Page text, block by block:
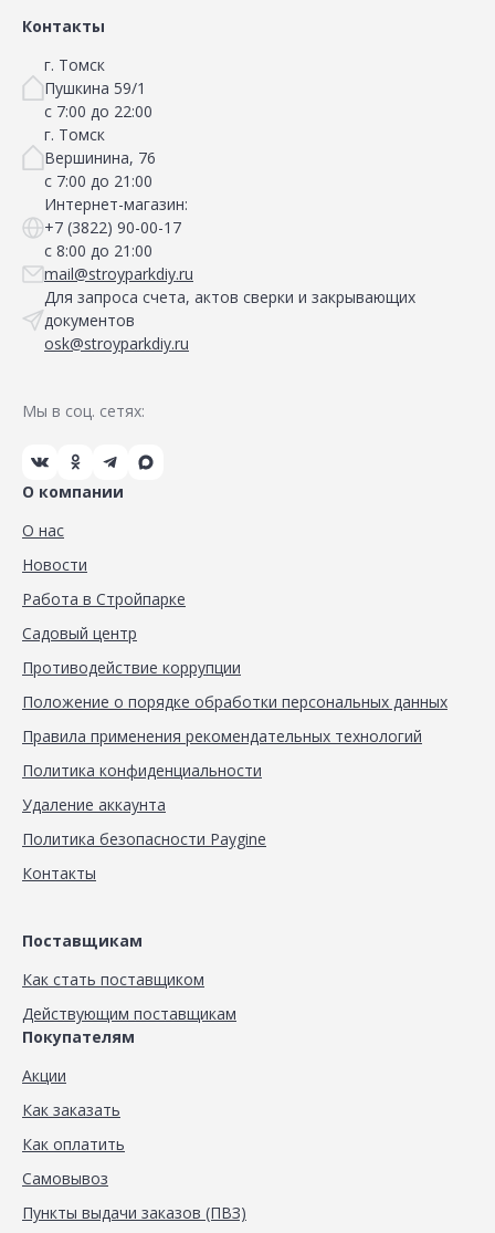
Контакты
г. Томск
Пушкина 59/1
с 7:00 до 22:00
г. Томск
Вершинина, 76
с 7:00 до 21:00
Интернет-магазин:
+7 (3822) 90-00-17
с 8:00 до 21:00
mail@stroyparkdiy.ru
Для запроса счета, актов сверки и закрывающих
документов
osk@stroyparkdiy.ru
Мы в соц. сетях:
О компании
О нас
Новости
Работа в Стройпарке
Садовый центр
Противодействие коррупции
Положение о порядке обработки персональных данных
Правила применения рекомендательных технологий
Политика конфиденциальности
Удаление аккаунта
Политика безопасности Paygine
Контакты
Поставщикам
Как стать поставщиком
Действующим поставщикам
Покупателям
Акции
Как заказать
Как оплатить
Самовывоз
Пункты выдачи заказов (ПВЗ)